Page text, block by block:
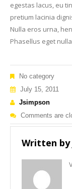
egestas lacus, eu
pretium lacinia
Nulla eros urna,
Phasellus eget
No category
July 15, 2011
Jsimpson
Comments are
Written by